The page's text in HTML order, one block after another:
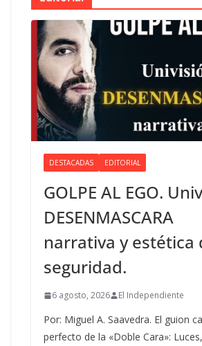
DESTACADAS EDITORIAL
GOLPE AL EGO.
DESENMASCARA
narrativa y estética
seguridad.
6 agosto, 2026 El Independiente
Por: Miguel A. Saavedra. El guion
perfecto de la «Doble Cara»: